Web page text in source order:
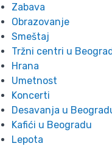
Zabava
Obrazovanje
Smeštaj
Tržni centri u
Hrana
Umetnost
Koncerti
Desavanja u
Kafići u Beogradu
Lepota